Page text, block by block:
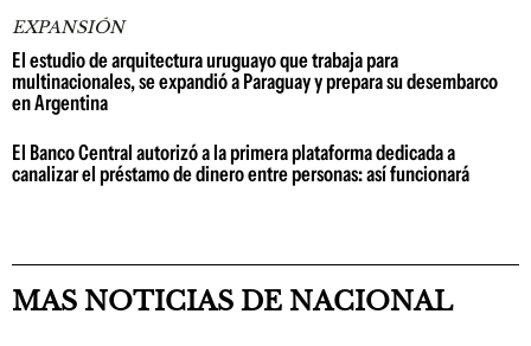
EXPANSIÓN
El estudio de arquitectura uruguayo que trabaja para
multinacionales, se expandió a Paraguay y prepara su desembarco
en Argentina
El Banco Central autorizó a la primera plataforma dedicada a
canalizar el préstamo de dinero entre personas: así funcionará
MAS NOTICIAS DE NACIONAL